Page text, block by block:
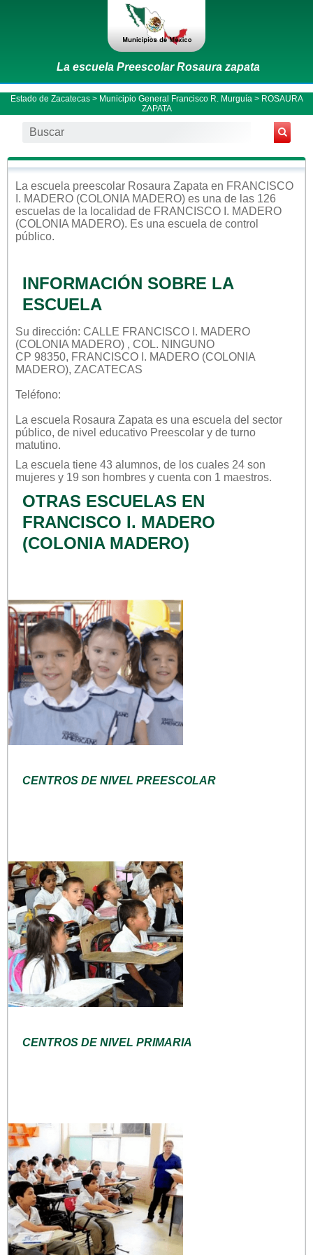
La escuela Preescolar Rosaura zapata
Estado de Zacatecas> Municipio General Francisco R. Murguía > ROSAURA
ZAPATA
La escuela preescolar Rosaura Zapata en FRANCISCO
I. MADERO (COLONIA MADERO) es una de las 126
escuelas de la localidad de FRANCISCO I. MADERO
(COLONIA MADERO). Es una escuela de control
público.
INFORMACIÓN SOBRE LA
ESCUELA
Su dirección: CALLE FRANCISCO I. MADERO
(COLONIA MADERO) , COL. NINGUNO
CP 98350, FRANCISCO I. MADERO (COLONIA
MADERO), ZACATECAS
Teléfono:
La escuela Rosaura Zapata es una escuela del sector
público, de nivel educativo Preescolar y de turno
matutino.
La escuela tiene 43 alumnos, de los cuales 24 son
mujeres y 19 son hombres y cuenta con 1 maestros.
OTRAS ESCUELAS EN
FRANCISCO I. MADERO
(COLONIA MADERO)
CENTROS DE NIVEL PREESCOLAR
CENTROS DE NIVEL PRIMARIA